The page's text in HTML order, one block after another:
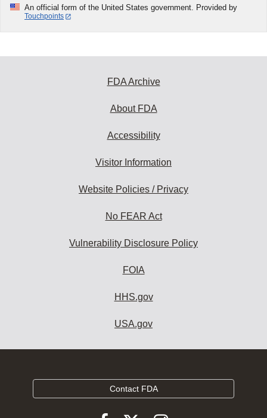
An official form of the United States government. Provided by
Touchpoints
FDA Archive
About FDA
Accessibility
Visitor Information
Website Policies / Privacy
No FEAR Act
Vulnerability Disclosure Policy
FOIA
HHS.gov
USA.gov
Contact FDA